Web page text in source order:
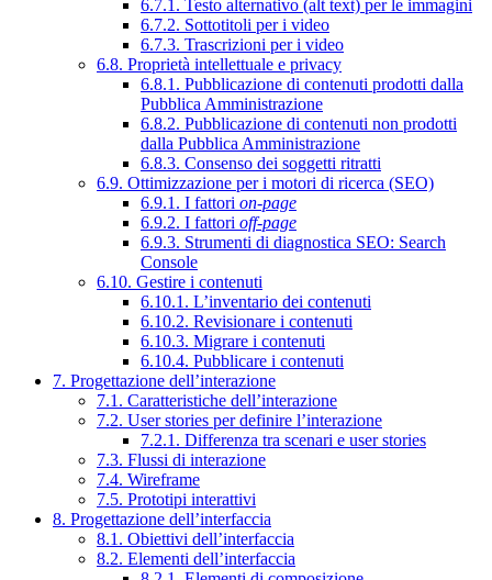
6.7.1. Testo alternativo (alt text) per le immagini
6.7.2. Sottotitoli per i video
6.7.3. Trascrizioni per i video
6.8. Proprietà intellettuale e privacy
6.8.1. Pubblicazione di contenuti prodotti dalla
Pubblica Amministrazione
6.8.2. Pubblicazione di contenuti non prodotti
dalla Pubblica Amministrazione
6.8.3. Consenso dei soggetti ritratti
6.9. Ottimizzazione per i motori di ricerca (SEO)
6.9.1. I fattori on-page
6.9.2. I fattori off-page
6.9.3. Strumenti di diagnostica SEO: Search
Console
6.10. Gestire i contenuti
6.10.1. L’inventario dei contenuti
6.10.2. Revisionare i contenuti
6.10.3. Migrare i contenuti
6.10.4. Pubblicare i contenuti
7. Progettazione dell’interazione
7.1. Caratteristiche dell’interazione
7.2. User stories per definire l’interazione
7.2.1. Differenza tra scenari e user stories
7.3. Flussi di interazione
7.4. Wireframe
7.5. Prototipi interattivi
8. Progettazione dell’interfaccia
8.1. Obiettivi dell’interfaccia
8.2. Elementi dell’interfaccia